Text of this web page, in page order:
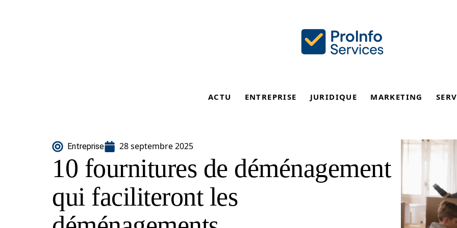
ACTU ENTREPRISE JURIDIQUE MARKETING
Entreprise 28 septembre 2025
10 fournitures de déménagement
qui faciliteront les